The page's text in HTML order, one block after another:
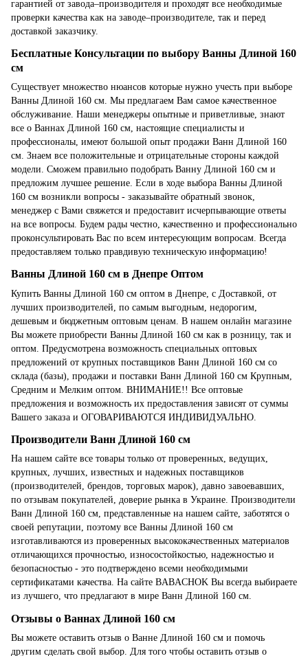
гарантией от завода–производителя и проходят все необходимые
проверки качества как на заводе–производителе, так и перед
доставкой заказчику.
Бесплатные Консультации по выбору Ванны Длиной 160
см
Существует множество нюансов которые нужно учесть при выборе
Ванны Длиной 160 см. Мы предлагаем Вам самое качественное
обслуживание. Наши менеджеры опытные и приветливые, знают
все о Ваннах Длиной 160 см, настоящие специалисты и
профессионалы, имеют большой опыт продажи Ванн Длиной 160
см. Знаем все положительные и отрицательные стороны каждой
модели. Сможем правильно подобрать Ванну Длиной 160 см и
предложим лучшее решение. Если в ходе выбора Ванны Длиной
160 см возникли вопросы - заказывайте обратный звонок,
менеджер с Вами свяжется и предоставит исчерпывающие ответы
на все вопросы. Будем рады честно, качественно и профессионально
проконсультировать Вас по всем интересующим вопросам. Всегда
предоставляем только правдивую техническую информацию!
Ванны Длиной 160 см в Днепре Оптом
Купить Ванны Длиной 160 см оптом в Днепре, с Доставкой, от
лучших производителей, по самым выгодным, недорогим,
дешевым и бюджетным оптовым ценам. В нашем онлайн магазине
Вы можете приобрести Ванны Длиной 160 см как в розницу, так и
оптом. Предусмотрена возможность специальных оптовых
предложений от крупных поставщиков Ванн Длиной 160 см со
склада (базы), продажи и поставки Ванн Длиной 160 см Крупным,
Средним и Мелким оптом. ВНИМАНИЕ!! Все оптовые
предложения и возможность их предоставления зависят от суммы
Вашего заказа и ОГОВАРИВАЮТСЯ ИНДИВИДУАЛЬНО.
Производители Ванн Длиной 160 см
На нашем сайте все товары только от проверенных, ведущих,
крупных, лучших, известных и надежных поставщиков
(производителей, брендов, торговых марок), давно завоевавших,
по отзывам покупателей, доверие рынка в Украине. Производители
Ванн Длиной 160 см, представленные на нашем сайте, заботятся о
своей репутации, поэтому все Ванны Длиной 160 см
изготавливаются из проверенных высококачественных материалов
отличающихся прочностью, износостойкостью, надежностью и
безопасностью - это подтверждено всеми необходимыми
сертификатами качества. На сайте BABACHOK Вы всегда выбираете
из лучшего, что предлагают в мире Ванн Длиной 160 см.
Отзывы о Ваннах Длиной 160 см
Вы можете оставить отзыв о Ванне Длиной 160 см и помочь
другим сделать свой выбор. Для того чтобы оставить отзыв о